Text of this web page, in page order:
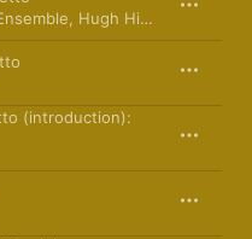
, Hugh Hinton
(introduction):